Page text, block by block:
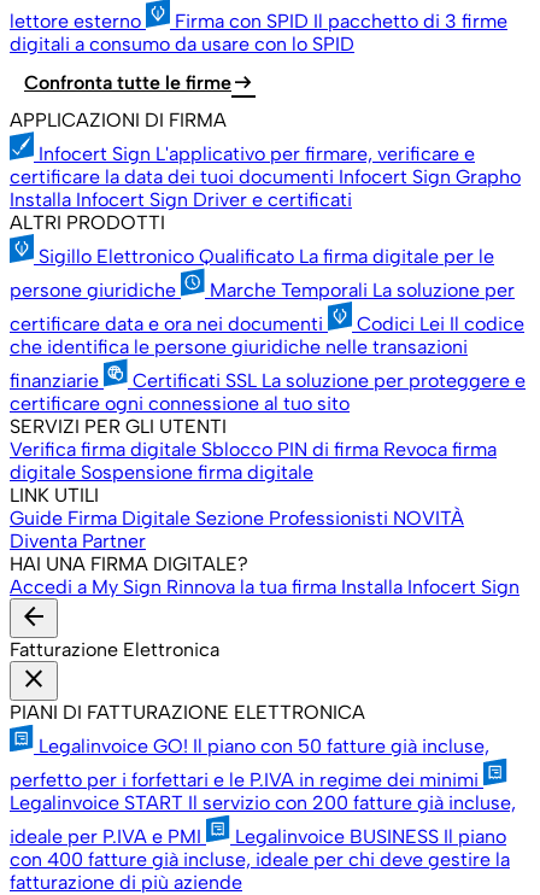
lettore esterno
Firma con SPID Il pacchetto di 3 firme
digitali a consumo da usare con lo SPID
Confronta tutte le firmearrow_right_alt
APPLICAZIONI DI FIRMA
Infocert Sign L'applicativo per firmare, verificare e
certificare la data dei tuoi documenti Infocert Sign Grapho
Installa Infocert Sign Driver e certificati
ALTRI PRODOTTI
Sigillo Elettronico Qualificato La firma digitale per le
persone giuridiche
Marche Temporali La soluzione per
certificare data e ora nei documenti
Codici Lei Il codice
che identifica le persone giuridiche nelle transazioni
finanziarie
Certificati SSL La soluzione per proteggere e
certificare ogni connessione al tuo sito
SERVIZI PER GLI UTENTI
Verifica firma digitale Sblocco PIN di firma Revoca firma
digitale Sospensione firma digitale
LINK UTILI
Guide Firma Digitale Sezione Professionisti NOVITÀ
Diventa Partner
HAI UNA FIRMA DIGITALE?
Accedi a My Sign Rinnova la tua firma Installa Infocert Sign
arrow_back
Fatturazione Elettronica
close
PIANI DI FATTURAZIONE ELETTRONICA
Legalinvoice GO! Il piano con 50 fatture già incluse,
perfetto per i forfettari e le P.IVA in regime dei minimi
Legalinvoice START Il servizio con 200 fatture già incluse,
ideale per P.IVA e PMI
Legalinvoice BUSINESS Il piano
con 400 fatture già incluse, ideale per chi deve gestire la
fatturazione di più aziende